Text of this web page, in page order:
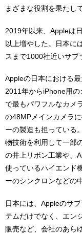
まざまな役割を果たし
2019年以来、Appleは
以上増やした。日本に
スまで1000社近いサプ
Appleの日本における
2011年からiPhone用
で最もパワフルなカメ
の48MPメインカメラ
ーの製造も担っている
物技術を利用して一部
の井上リボン工業や、
使っているハイエンド
ーのシンクロンなどの
日本には、Appleのサ
テムだけでなく、エン
販売など、会社のあら